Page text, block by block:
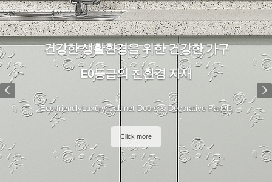
건강한 생활환경을 위한 건강한 가구
E0등급의 친환경 자재
Eco-friendlyLuxury Cabinet Doors & Decorative Panels
Click more